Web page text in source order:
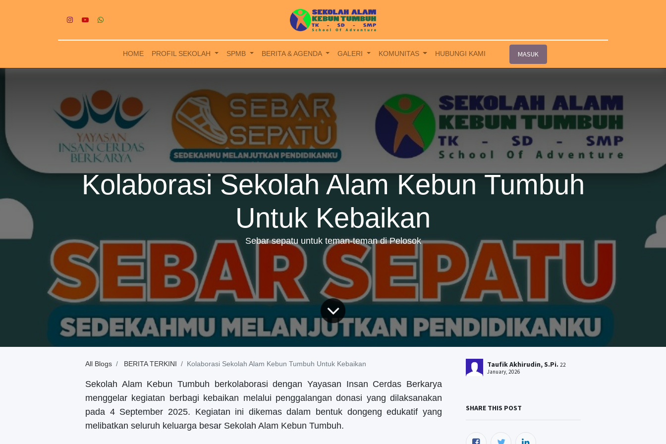
HOME PROFIL SEKOLAH SPMB BERITA & AGENDA GALERI KOMUNITAS HUBUNGI KAMI MASUK
Kolaborasi Sekolah Alam Kebun Tumbuh
Untuk Kebaikan
Sebar sepatu untuk teman-teman di Pelosok
All Blogs BERITA TERKINI Kolaborasi Sekolah Alam Kebun Tumbuh Untuk Kebaikan
Sekolah Alam Kebun Tumbuh berkolaborasi dengan Yayasan Insan Cerdas Berkarya
menggelar kegiatan berbagi kebaikan melalui penggalangan donasi yang dilaksanakan
pada 4 September 2025. Kegiatan ini dikemas dalam bentuk dongeng edukatif yang
melibatkan seluruh keluarga besar Sekolah Alam Kebun Tumbuh.
Taufik Akhirudin, S.Pi. 22
January, 2026
SHARE THIS POST